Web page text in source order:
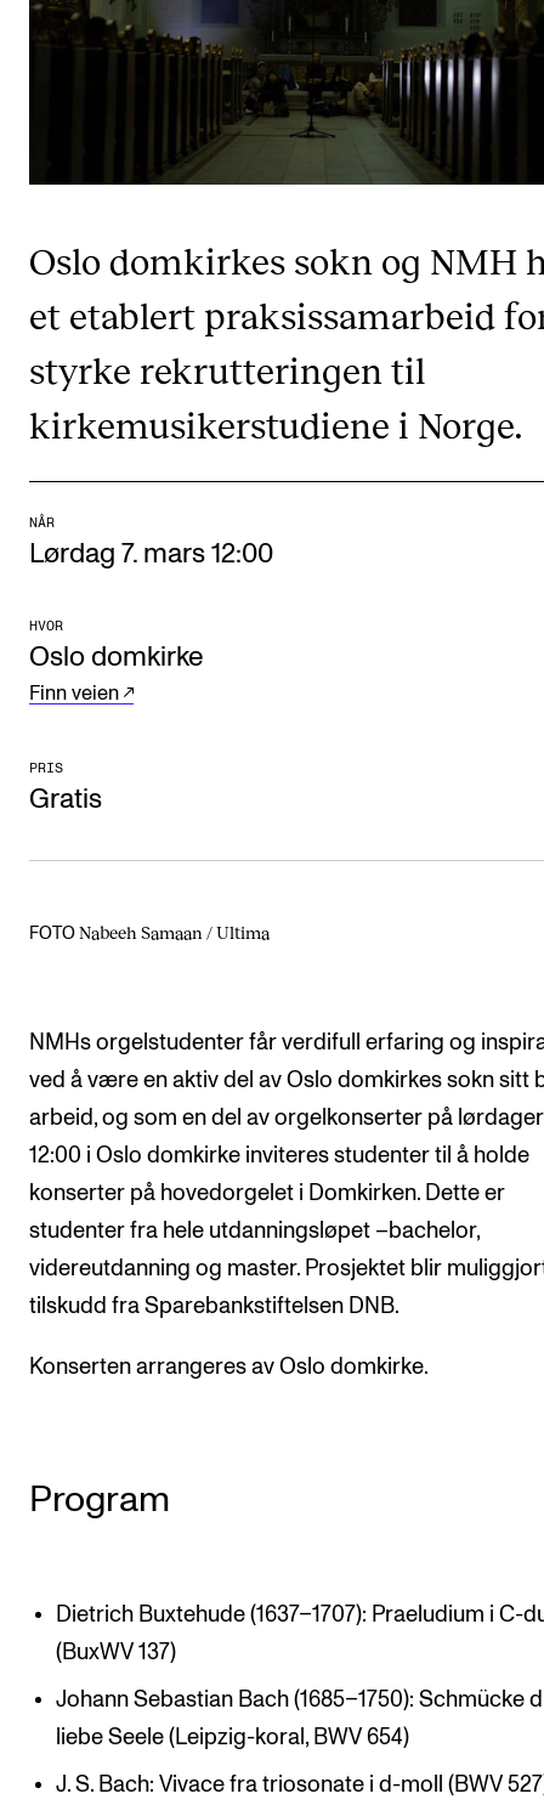
CREMAH
Utveksling
Internasjonal strategi
Samarbeidsprosjekter
Nyheter og historier
Ledige stillinger
Om Norges musikkhøgskole
For ansatte og studenter
Oslo domkirkes sokn og NMH
et etablert praksissamarbeid
styrke rekrutteringen til
kirkemusikerstudiene i Norge.
NÅR
Lørdag 7. mars 12:00
HVOR
Oslo domkirke
Finn veien
PRIS
Gratis
FOTO Nabeeh Samaan / Ultima
NMHs orgelstudenter får verdifull erfaring og
ved å være en aktiv del av Oslo domkirkes sokn sitt
arbeid, og som en del av orgelkonserter på lørdager
12:00 i Oslo domkirke inviteres studenter til å holde
konserter på hovedorgelet i Domkirken. Dette er
studenter fra hele utdanningsløpet –bachelor,
videreutdanning og master. Prosjektet blir
tilskudd fra Sparebankstiftelsen DNB.
Konserten arrangeres av Oslo domkirke.
Program
Dietrich Buxtehude (1637–1707): Praeludium i C-
(BuxWV 137)
Johann Sebastian Bach (1685–1750): Schmücke
liebe Seele (Leipzig-koral, BWV 654)
J. S. Bach: Vivace fra triosonate i d-moll (BWV